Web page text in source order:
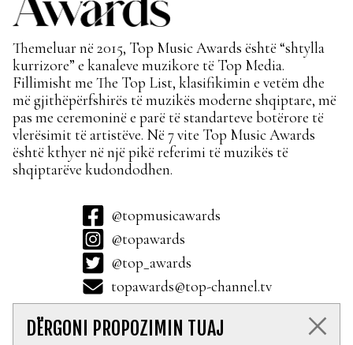
DËRGONI PROPOZIMIN TUAJ
Themeluar në 2015, Top Music Awards është “shtylla
kurrizore” e kanaleve muzikore të Top Media.
Fillimisht me The Top List, klasifikimin e vetëm dhe
më gjithëpërfshirës të muzikës moderne shqiptare, më
pas me ceremoninë e parë të standarteve botërore të
vlerësimit të artistëve. Në 7 vite Top Music Awards
është kthyer në një pikë referimi të muzikës të
shqiptarëve kudondodhen.
@topmusicawards
@topawards
@top_awards
topawards@top-channel.tv